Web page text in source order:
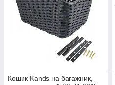
Кошик Kands на багажник,